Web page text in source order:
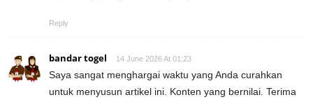
Reply
bandar togel 14 June 2026 At 01:23
Saya sangat menghargai waktu yang Anda curahkan
untuk menyusun artikel ini. Konten yang bernilai. Terima